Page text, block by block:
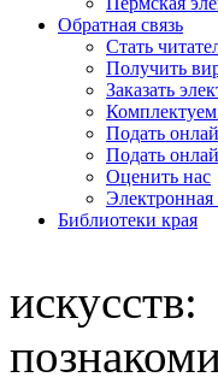
Обратная связь
Стать
Получить
Заказать
Подать
Подать
Оценить нас
Библиотеки края